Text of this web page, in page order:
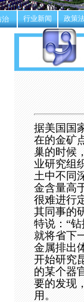
治 行业新闻 政策
据美国 国
在的金矿
巢的时候
业研究组
土中不同
金含量高
很难进行
其同事的
特说：“
就将省下
金属排出
开始研究
的某个器
要的发现
用。